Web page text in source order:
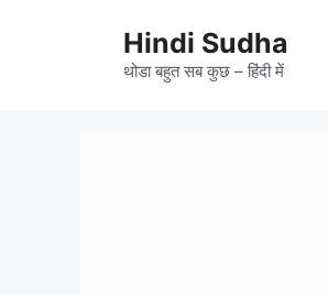
Hindi Sudha
थोडा बहुत सब कुछ – हिंदी में